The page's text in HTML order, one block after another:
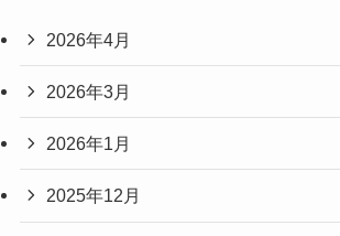
2026年4月
2026年3月
2026年1月
2025年12月